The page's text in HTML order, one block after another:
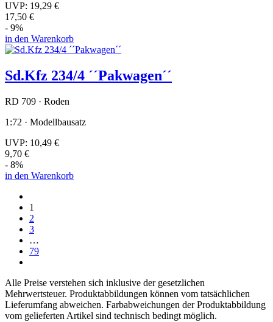
UVP: 19,29 €
17,50 €
- 9%
in den Warenkorb
Sd.Kfz 234/4 ´´Pakwagen´´
RD 709 · Roden
1:72 · Modellbausatz
UVP: 10,49 €
9,70 €
- 8%
in den Warenkorb
1
2
3
…
79
Alle Preise verstehen sich inklusive der gesetzlichen
Mehrwertsteuer. Produktabbildungen können vom tatsächlichen
Lieferumfang abweichen. Farbabweichungen der Produktabbildung
vom gelieferten Artikel sind technisch bedingt möglich.